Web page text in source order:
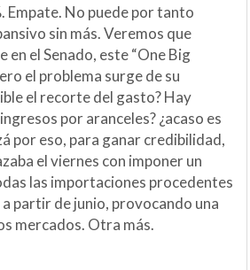
Empate. No puede por tanto
sin más. Veremos que
el Senado, este “One Big
el problema surge de su
el recorte del gasto? Hay
por aranceles? ¿acaso es
por eso, para ganar credibilidad,
el viernes con imponer un
las importaciones procedentes
a partir de junio, provocando una
mercados. Otra más.